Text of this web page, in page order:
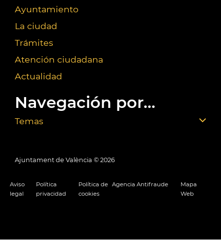
Ayuntamiento
La ciudad
Trámites
Atención ciudadana
Actualidad
Navegación por...
Temas
Ajuntament de València © 2026
Aviso
legal
Política
privacidad
Política de
cookies
Agencia Antifraude
Mapa
Web